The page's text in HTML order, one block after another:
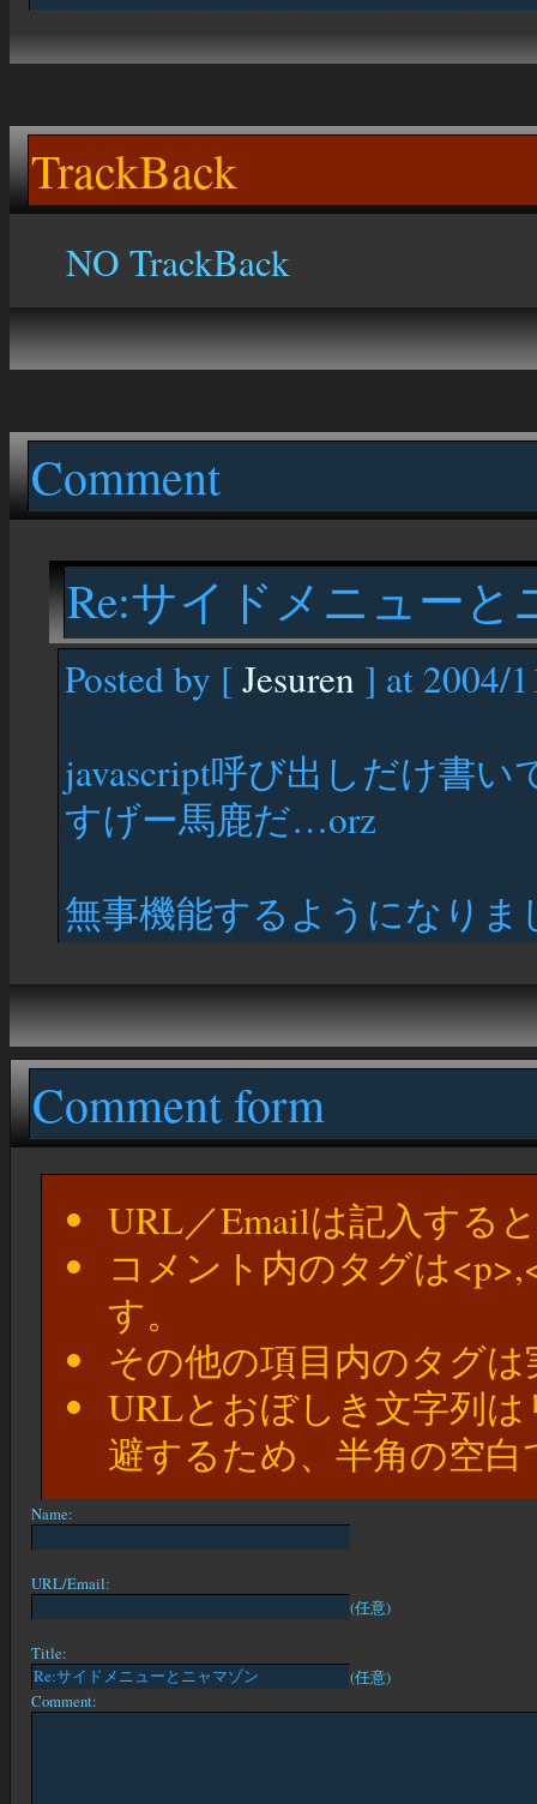
TrackBack
NO TrackBack
Comment
Re:サイドメニューと
Posted by [Jesuren ] at 2004/
javascript呼び出しだけ書
すげー馬鹿だ…orz
無事機能するようになりま
Comment form
URL／Emailは記入する
コメント内のタグは
す。
その他の項目内のタグ
URLとおぼしき文字列
避するため、半角の空
Name:
URL/Email:
(任意)
Title:
(任意)
Comment: